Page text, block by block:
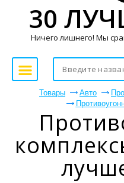
Товары Авто
30
Ничего лишнего! Мы